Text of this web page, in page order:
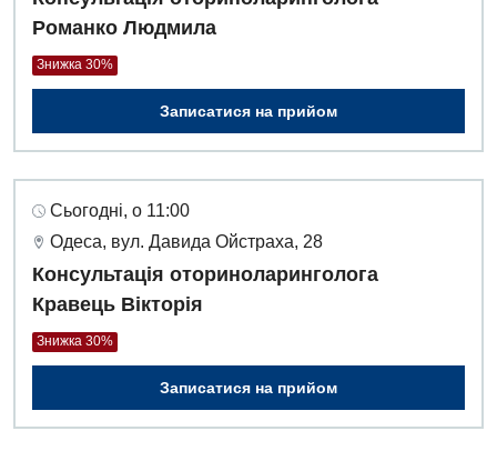
Романко Людмила
Знижка 30%
Записатися на прийом
Сьогодні, о 11:00
Одеса, вул. Давида Ойстраха, 28
Консультація оториноларинголога
Кравець Вікторія
Знижка 30%
Записатися на прийом